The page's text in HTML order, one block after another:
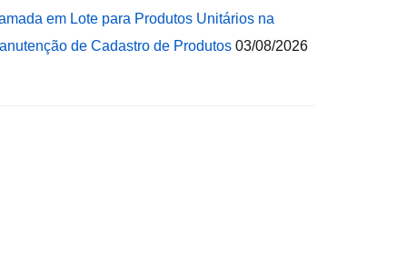
em Lote para Produtos Unitários na
de Cadastro de Produtos 03/08/2026